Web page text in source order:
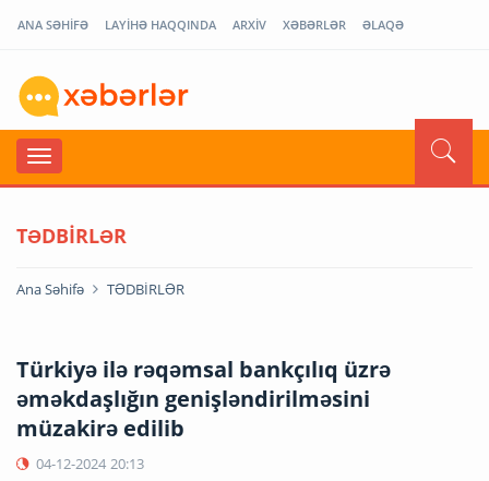
ANA SƏHİFƏ LAYİHƏ HAQQINDA ARXİV XƏBƏRLƏR ƏLAQƏ
TƏDBİRLƏR
Ana Səhifə TƏDBİRLƏR
Türkiyə ilə rəqəmsal bankçılıq üzrə
əməkdaşlığın genişləndirilməsini
müzakirə edilib
04-12-2024 20:13